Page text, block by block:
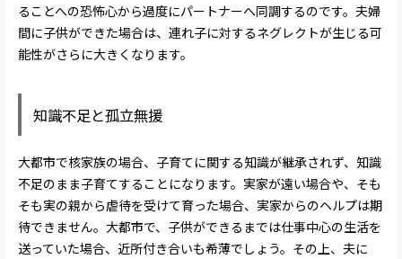
ることへの恐怖心から過度にパートナーへ同調するのです。夫婦
間に子供ができた場合は、連れ子に対するネグレクトが生じる可
能性がさらに大きくなります。
知識不足と孤立無援
大都市で核家族の場合、子育てに関する知識が継承されず、知識
不足のまま子育てすることになります。実家が遠い場合や、そも
そも実の親から虐待を受けて育った場合、実家からのヘルプは期
待できません。大都市で、子供ができるまでは仕事中心の生活を
送っていた場合、近所付き合いも希薄でしょう。その上、夫に